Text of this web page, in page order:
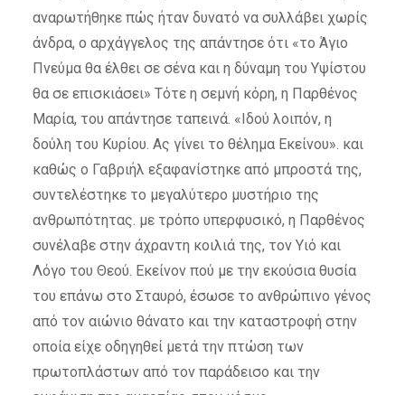
αναρωτήθηκε πώς ήταν δυνατό να συλλάβει χωρίς
άνδρα, ο αρχάγγελος της απάντησε ότι «το Άγιο
Πνεύμα θα έλθει σε σένα και η δύναμη του Υψίστου
θα σε επισκιάσει» Τότε η σεμνή κόρη, η Παρθένος
Μαρία, του απάντησε ταπεινά. «Ιδού λοιπόν, η
δούλη του Κυρίου. Ας γίνει το θέλημα Εκείνου». και
καθώς ο Γαβριήλ εξαφανίστηκε από μπροστά της,
συντελέστηκε το μεγαλύτερο μυστήριο της
ανθρωπότητας. με τρόπο υπερφυσικό, η Παρθένος
συνέλαβε στην άχραντη κοιλιά της, τον Υιό και
Λόγο του Θεού. Εκείνον πού με την εκούσια θυσία
του επάνω στο Σταυρό, έσωσε το ανθρώπινο γένος
από τον αιώνιο θάνατο και την καταστροφή στην
οποία είχε οδηγηθεί μετά την πτώση των
πρωτοπλάστων από τον παράδεισο και την